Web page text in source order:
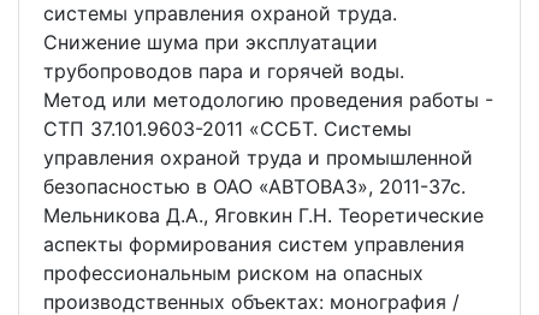
системы управления охраной труда.
Снижение шума при эксплуатации
трубопроводов пара и горячей воды.
Метод или методологию проведения работы -
СТП 37.101.9603-2011 «ССБТ. Системы
управления охраной труда и промышленной
безопасностью в ОАО «АВТОВАЗ», 2011-37с.
Мельникова Д.А., Яговкин Г.Н. Теоретические
аспекты формирования систем управления
профессиональным риском на опасных
производственных объектах: монография /